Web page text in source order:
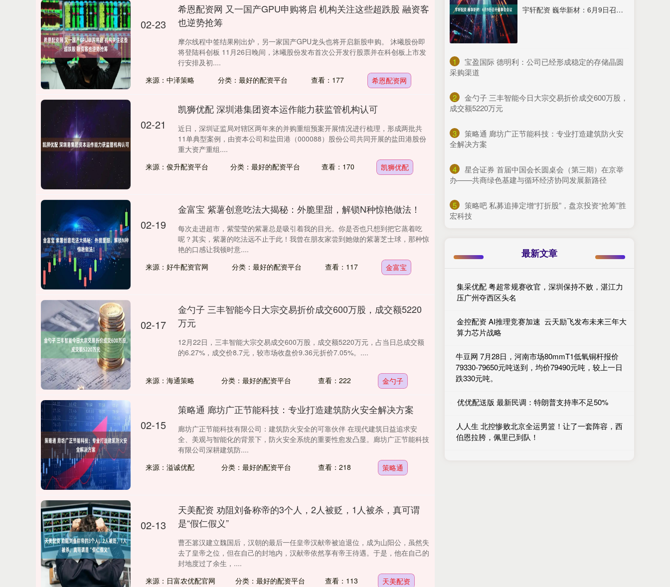
02-23
希恩配资网 又一国产GPU申购将启 机构关注这些超跌股 融资客
也逆势抢筹
摩尔线程中签结果刚出炉，另一家国产GPU龙头也将开启新股申购。 沐曦股份即
将登陆科创板 11月26日晚间，沐曦股份发布首次公开发行股票并在科创板上市发
行安排及初....
来源：中泽策略
分类：最好的配资平台 查看：177 希恩配资网
02-21
凯狮优配 深圳港集团资本运作能力获监管机构认可
近日，深圳证监局对辖区两年来的并购重组预案开展情况进行梳理，形成两批共
11单典型案例，由资本公司和盐田港（000088）股份公司共同开展的盐田港股份
重大资产重组....
来源：俊升配资平台
分类：最好的配资平台 查看：170 凯狮优配
02-19
金富宝 紫薯创意吃法大揭秘：外脆里甜，解锁N种惊艳做法！
每次走进超市，紫莹莹的紫薯总是吸引着我的目光。你是否也只想到把它蒸着吃
呢？其实，紫薯的吃法远不止于此！我曾在朋友家尝到她做的紫薯芝士球，那种惊
艳的口感让我顿时意....
来源：好牛配资官网
分类：最好的配资平台 查看：117 金富宝
02-17
金勺子 三丰智能今日大宗交易折价成交600万股，成交额5220
万元
12月22日，三丰智能大宗交易成交600万股，成交额5220万元，占当日总成交额
的6.27%，成交价8.7元，较市场收盘价9.36元折价7.05%。....
来源：海通策略 分类：最好的配资平台 查看：222 金勺子
02-15
策略通 廊坊广正节能科技：专业打造建筑防火安全解决方案
廊坊广正节能科技有限公司：建筑防火安全的可靠伙伴 在现代建筑日益追求安
全、美观与智能化的背景下，防火安全系统的重要性愈发凸显。廊坊广正节能科技
有限公司深耕建筑防....
来源：溢诚优配
分类：最好的配资平台 查看：218 策略通
02-13
天美配资 劝阻刘备称帝的3个人，2人被贬，1人被杀，真可谓
是“假仁假义”
曹丕篡汉建立魏国后，汉朝的最后一任皇帝汉献帝被迫退位，成为山阳公，虽然失
去了皇帝之位，但在自己的封地内，汉献帝依然享有帝王待遇。于是，他在自己的
封地度过了余生，....
来源：日富农优配官网
分类：最好的配资平台 查看：113 天美配资
宇轩配资 巍华新材：6月9日召开董事会会议
1
​宝盈国际 德明利：公司已经形成稳定的存储晶圆
采购渠道
2
​金勺子 三丰智能今日大宗交易折价成交600万股，
成交额5220万元
3
​策略通 廊坊广正节能科技：专业打造建筑防火安
全解决方案
4
​星合证券 首届中国会长圆桌会（第三期）在京举
办——共商绿色基建与循环经济协同发展新路径
5
​策略吧 私募追捧定增“打折股”，盘京投资“抢筹”胜
宏科技
最新文章
集采优配 粤超常规赛收官，深圳保持不败，湛江力
压广州夺西区头名
金控配资 AI推理竞赛加速 云天励飞发布未来三年大
算力芯片战略
牛豆网 7月28日，河南市场80mmT1低氧铜杆报价
79330-79650元吨送到，均价79490元吨，较上一日
跌330元吨。
优优配送版 最新民调：特朗普支持率不足50%
人人生 北控惨败北京全运男篮！让了一套阵容，西
伯恩拉胯，佩里已到队！